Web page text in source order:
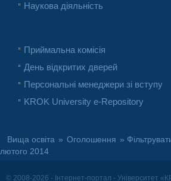
Наукова діяльність
Приймальна комісія
День відкритих дверей
Персональні менеджери зі вступу
KROK University e-Repository
Вища освіта » Оголошення »
лютого 2014
© 2008-2026 - Інтернет-портал - Університет